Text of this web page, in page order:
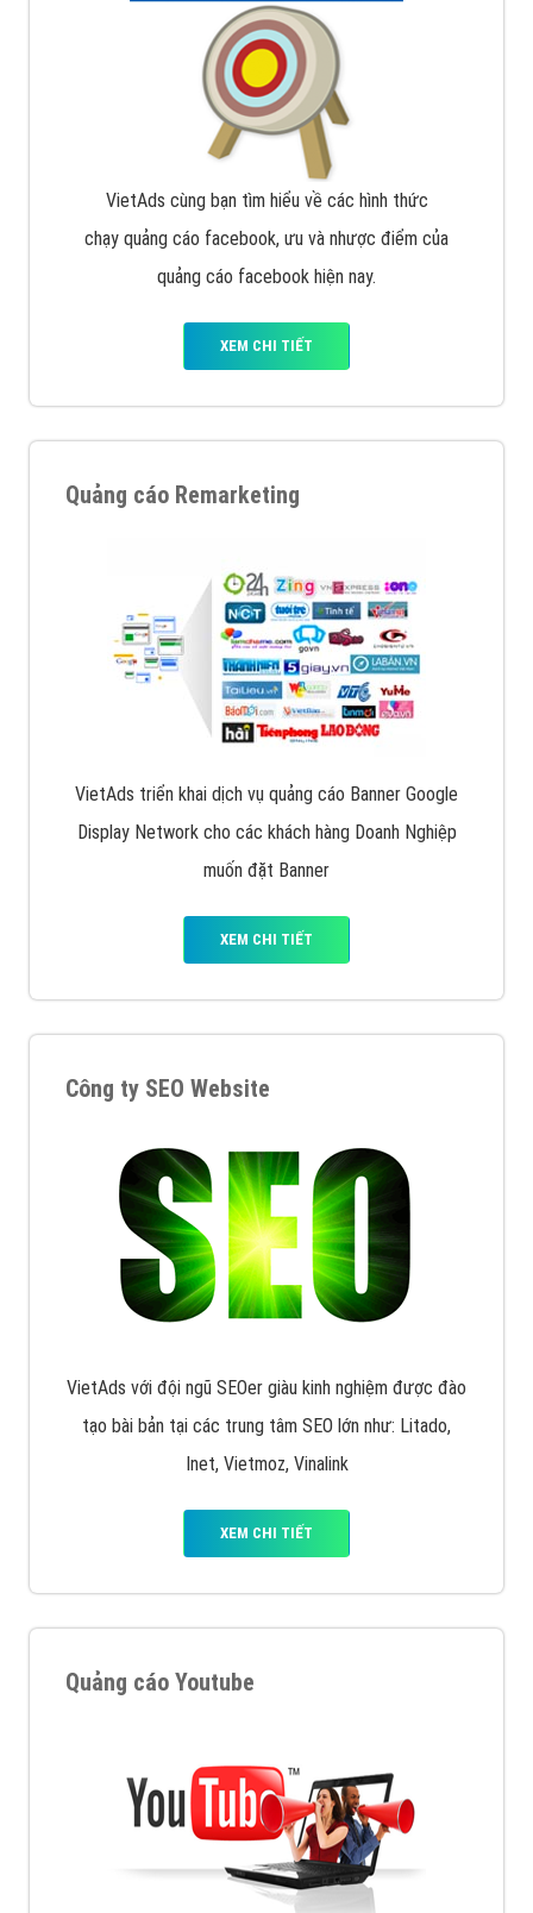
VietAds cùng bạn tìm hiểu về các hình thức
chạy quảng cáo facebook, ưu và nhược điểm của
quảng cáo facebook hiện nay.
XEM CHI TIẾT
Quảng cáo Remarketing
VietAds triển khai dịch vụ quảng cáo Banner Google
Display Network cho các khách hàng Doanh Nghiệp
muốn đặt Banner
XEM CHI TIẾT
Công ty SEO Website
VietAds với đội ngũ SEOer giàu kinh nghiệm được đào
tạo bài bản tại các trung tâm SEO lớn như: Litado,
Inet, Vietmoz, Vinalink
XEM CHI TIẾT
Quảng cáo Youtube